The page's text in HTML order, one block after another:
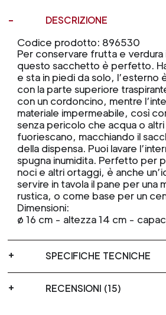
DESCRIZIONE
Codice prodotto: 896530
Per conservare frutta e verdura
questo sacchetto è perfetto.
e sta in piedi da solo, l’esterno
con la parte superiore
con un cordoncino, mentre
materiale impermeabile, così
senza pericolo che acqua o altri
fuoriescano, macchiando il
della dispensa. Puoi lavare
spugna inumidita. Perfetto per
noci e altri ortaggi, è anche
servire in tavola il pane per una
rustica, o come base per un
Dimensioni:
ø 16 cm - altezza 14 cm -
SPECIFICHE TECNICHE
RECENSIONI (15)